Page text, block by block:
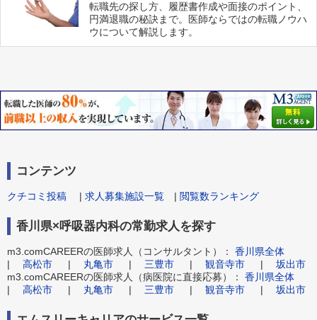
転職先の探し方、履歴書作成や面接のポイント、
円満退職の秘訣まで。医師ならではの転職ノウハ
ウについて解説します。
コンテンツ
クチコミ投稿 | 求人募集施設一覧 | 閲覧数ランキング
香川県×呼吸器内科の常勤求人を探す
m3.comCAREERの医師求人（コンサルタント）： 香川県全体
| 高松市 | 丸亀市 | 三豊市 | 観音寺市 | 坂出市
m3.comCAREERの医師求人（病医院に直接応募）： 香川県全体
| 高松市 | 丸亀市 | 三豊市 | 観音寺市 | 坂出市